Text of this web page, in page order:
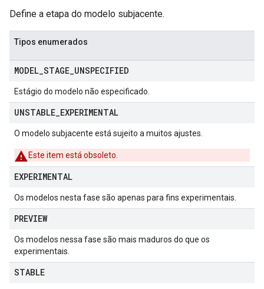
Define a etapa do modelo subjacente.
Tipos enumerados
MODEL STAGE UNSPECIFIED
Estágio do modelo não especificado.
UNSTABLE EXPERIMENTAL
O modelo subjacente está sujeito a muitos ajustes.
Este item está obsoleto.
EXPERIMENTAL
Os modelos nesta fase são apenas para fins experimentais.
PREVIEW
Os modelos nessa fase são mais maduros do que os
experimentais.
STABLE